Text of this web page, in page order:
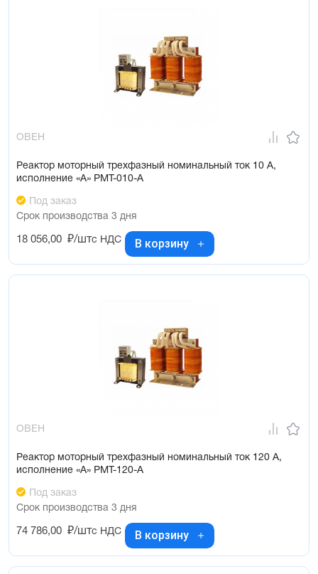
ОВЕН
Реактор моторный трехфазный номинальный ток 10 А,
исполнение «А» РМТ-010-А
Под заказ
Срок производства 3 дня
18 056,00 ₽/штс НДС В корзину
ОВЕН
Реактор моторный трехфазный номинальный ток 120 А,
исполнение «А» РМТ-120-А
Под заказ
Срок производства 3 дня
74 786,00 ₽/штс НДС В корзину